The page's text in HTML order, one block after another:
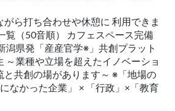
がら打ち合わせや休憩に 利用できま
覧（50音順） カフェスペース完備
潟県発「産産官学※」共創プラット
～業種や立場を超えたイノベーショ
と共創の場があります～ ※「地場の
なかった企業」 × 「行政」×「教育